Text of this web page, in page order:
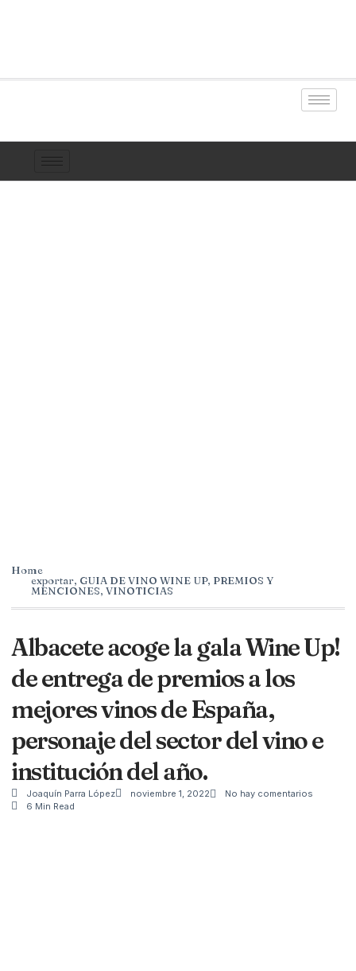
Home
exportar, GUIA DE VINO WINE UP, PREMIOS Y
MENCIONES, VINOTICIAS
Albacete acoge la gala Wine Up!
de entrega de premios a los
mejores vinos de España,
personaje del sector del vino e
institución del año.
Joaquín Parra López noviembre 1, 2022
No hay comentarios
6 Min Read